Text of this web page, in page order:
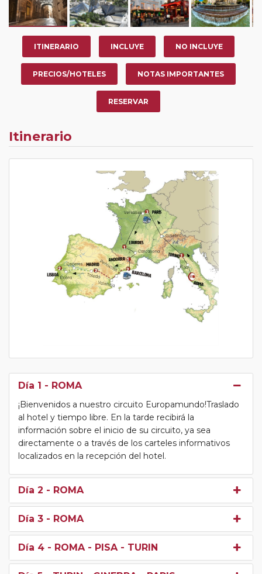
ITINERARIO INCLUYE NO INCLUYE
PRECIOS/HOTELES NOTAS IMPORTANTES
RESERVAR
Itinerario
Día 1 - ROMA
¡Bienvenidos a nuestro circuito Europamundo!Traslado
al hotel y tiempo libre. En la tarde recibirá la
información sobre el inicio de su circuito, ya sea
directamente o a través de los carteles informativos
localizados en la recepción del hotel.
Día 2 - ROMA
Día 3 - ROMA
Día 4 - ROMA - PISA - TURIN